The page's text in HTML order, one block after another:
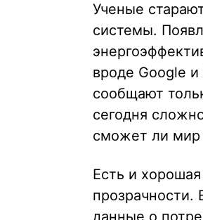
Ученые
системы.
вроде Google
сообщают
сегодня
сможет ли мир
Есть и
прозрачности.
данные о